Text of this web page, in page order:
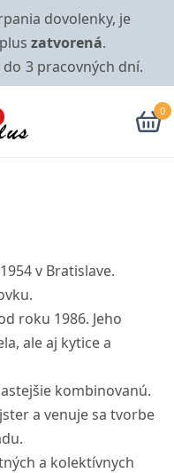
dovolenky, je
zatvorená.
3 pracovných dní.
0
v Bratislave.
roku 1986. Jeho
ale aj kytice a
kombinovanú.
a venuje sa tvorbe
a kolektívnych